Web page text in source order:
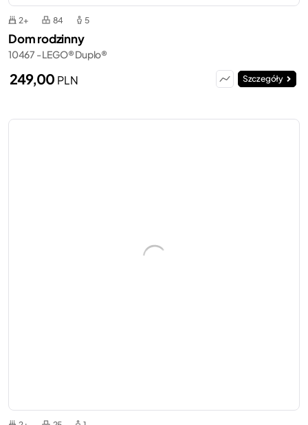
2+ 84 5
Dom rodzinny
10467 - LEGO® Duplo®
249,00 PLN Szczegóły